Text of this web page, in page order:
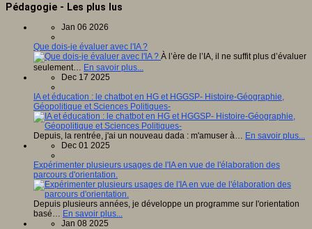
Pédagogie - Les plus lus
Jan 06 2026
Que dois-je évaluer avec l'IA ?
À l’ère de l’IA, il ne suffit plus d’évaluer
seulement… En savoir plus...
Dec 17 2025
IA et éducation : le chatbot en HG et HGGSP- Histoire-Géographie,
Géopolitique et Sciences Politiques-
Depuis, la rentrée, j'ai un nouveau dada : m'amuser à… En savoir plus...
Dec 01 2025
Expérimenter plusieurs usages de l'IA en vue de l'élaboration des
parcours d'orientation.
Depuis plusieurs années, je développe un programme sur l'orientation
basé… En savoir plus...
Jan 08 2025